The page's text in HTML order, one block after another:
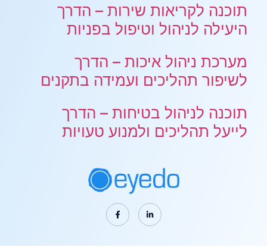
תוכנה לקריאות שירות – הדרך
היעילה לניהול וטיפול בפניות
מערכת ניהול איכות – הדרך
לשיפור תהליכים ועמידה בתקנים
תוכנה לניהול בטיחות – הדרך
לייעל תהליכים ולמנוע טעויות